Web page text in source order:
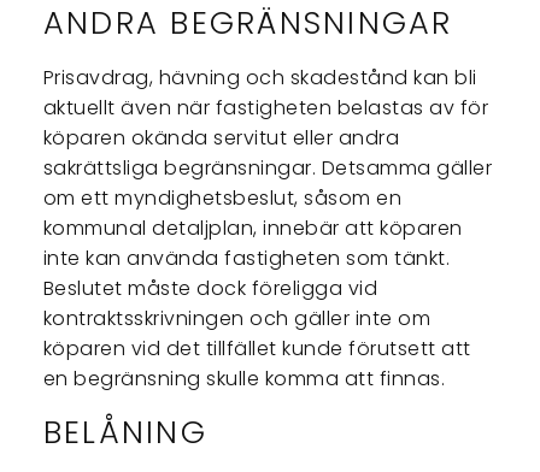
ANDRA BEGRÄNSNINGAR
Prisavdrag, hävning och skadestånd kan bli
aktuellt även när fastigheten belastas av för
köparen okända servitut eller andra
sakrättsliga begränsningar. Detsamma gäller
om ett myndighetsbeslut, såsom en
kommunal detaljplan, innebär att köparen
inte kan använda fastigheten som tänkt.
Beslutet måste dock föreligga vid
kontraktsskrivningen och gäller inte om
köparen vid det tillfället kunde förutsett att
en begränsning skulle komma att finnas.
BELÅNING